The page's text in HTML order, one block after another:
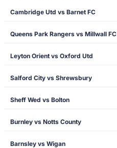
Cambridge Utd vs Barnet FC
Queens Park Rangers vs Millwall FC
Leyton Orient vs Oxford Utd
Salford City vs Shrewsbury
Sheff Wed vs Bolton
Burnley vs Notts County
Barnsley vs Wigan